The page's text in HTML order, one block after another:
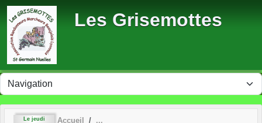
Les Grisemottes
Le jeudi
Accueil
Panneau de gestion des cookies